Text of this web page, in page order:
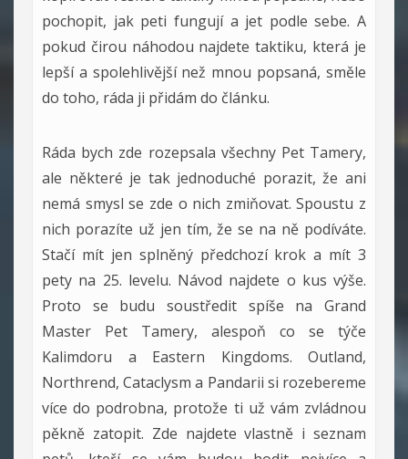
pochopit, jak peti fungují a jet podle sebe. A
pokud čirou náhodou najdete taktiku, která je
lepší a spolehlivější než mnou popsaná, směle
do toho, ráda ji přidám do článku.
Ráda bych zde rozepsala všechny Pet Tamery,
ale některé je tak jednoduché porazit, že ani
nemá smysl se zde o nich zmiňovat. Spoustu z
nich porazíte už jen tím, že se na ně podíváte.
Stačí mít jen splněný předchozí krok a mít 3
pety na 25. levelu. Návod najdete o kus výše.
Proto se budu soustředit spíše na Grand
Master Pet Tamery, alespoň co se týče
Kalimdoru a Eastern Kingdoms. Outland,
Northrend, Cataclysm a Pandarii si rozebereme
více do podrobna, protože ti už vám zvládnou
pěkně zatopit. Zde najdete vlastně i seznam